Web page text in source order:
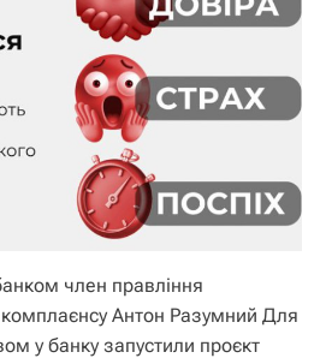
член правління
Антон Разумний Для
у банку запустили проєкт